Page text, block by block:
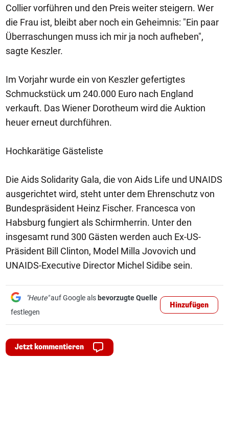
Collier vorführen und den Preis weiter steigern. Wer
die Frau ist, bleibt aber noch ein Geheimnis: "Ein paar
Überraschungen muss ich mir ja noch aufheben",
sagte Keszler.
Im Vorjahr wurde ein von Keszler gefertigtes
Schmuckstück um 240.000 Euro nach England
verkauft. Das Wiener Dorotheum wird die Auktion
heuer erneut durchführen.
Hochkarätige Gästeliste
Die Aids Solidarity Gala, die von Aids Life und UNAIDS
ausgerichtet wird, steht unter dem Ehrenschutz von
Bundespräsident Heinz Fischer. Francesca von
Habsburg fungiert als Schirmherrin. Unter den
insgesamt rund 300 Gästen werden auch Ex-US-
Präsident Bill Clinton, Model Milla Jovovich und
UNAIDS-Executive Director Michel Sidibe sein.
"Heute"auf Google als bevorzugte Quelle
festlegen
Hinzufügen
Jetzt kommentieren